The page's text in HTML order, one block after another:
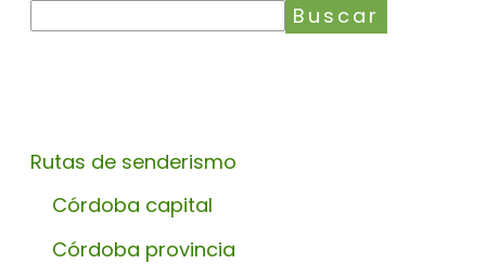
Buscar
Rutas de senderismo
Córdoba capital
Córdoba provincia